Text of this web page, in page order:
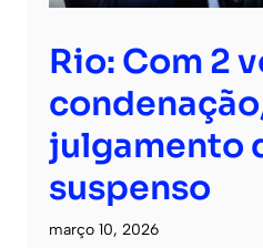
Rio: Com 2
julgamento
suspenso
março 10, 2026